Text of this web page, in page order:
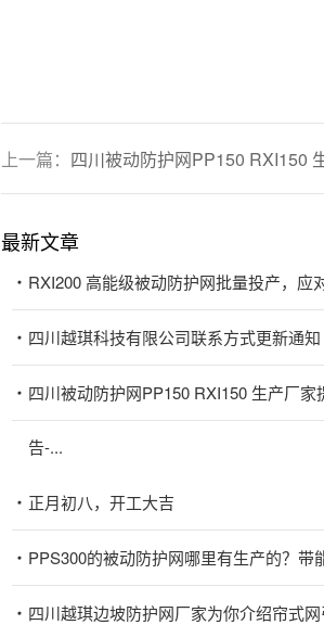
上一篇： 四川被动防护网PP150 RXI150
最新文章
RXI200 高能级被动防护网批量投产，应
四川越琪科技有限公司联系方式更新通知
四川被动防护网PP150 RXI150 生产厂
告-...
正月初八，开工大吉
PPS300的被动防护网哪里有生产的？带
四川越琪边坡防护网厂家为你介绍帘式